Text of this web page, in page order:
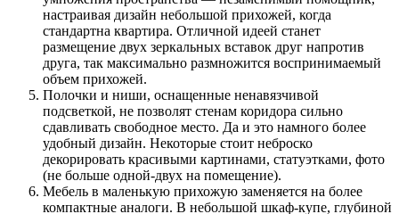
настраивая дизайн небольшой прихожей, когда
стандартна квартира. Отличной идеей станет
размещение двух зеркальных вставок друг напротив
друга, так максимально размножится воспринимаемый
объем прихожей.
Полочки и ниши, оснащенные ненавязчивой
подсветкой, не позволят стенам коридора сильно
сдавливать свободное место. Да и это намного более
удобный дизайн. Некоторые стоит неброско
декорировать красивыми картинами, статуэтками, фото
(не больше одной-двух на помещение).
Мебель в маленькую прихожую заменяется на более
компактные аналоги. В небольшой шкаф-купе, глубиной